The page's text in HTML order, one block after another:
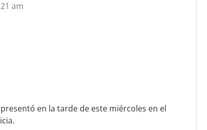
am
en la tarde de este miércoles en el